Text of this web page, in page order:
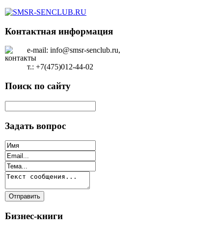
Контактная информация
e-mail: info@smsr-senclub.ru,
т.: +7(475)012-44-02
Поиск по сайту
Задать вопрос
Бизнес-книги